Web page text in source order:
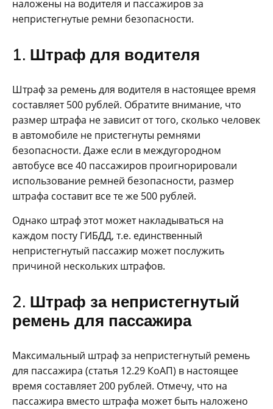
наложены на водителя и пассажиров за
непристегнутые ремни безопасности.
1. Штраф для водителя
Штраф за ремень для водителя в настоящее время
составляет 500 рублей. Обратите внимание, что
размер штрафа не зависит от того, сколько человек
в автомобиле не пристегнуты ремнями
безопасности. Даже если в междугородном
автобусе все 40 пассажиров проигнорировали
использование ремней безопасности, размер
штрафа составит все те же 500 рублей.
Однако штраф этот может накладываться на
каждом посту ГИБДД, т.е. единственный
непристегнутый пассажир может послужить
причиной нескольких штрафов.
2. Штраф за непристегнутый
ремень для пассажира
Максимальный штраф за непристегнутый ремень
для пассажира (статья 12.29 КоАП) в настоящее
время составляет 200 рублей. Отмечу, что на
пассажира вместо штрафа может быть наложено